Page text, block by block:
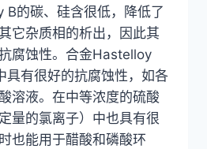
的碳、硅含很低，降低了
它杂质相的析出，因此其
腐蚀性。合金Hastelloy
具有很好的抗腐蚀性，如各
溶液。在中等浓度的硫酸
量的氯离子）中也具有很
也能用于醋酸和磷酸环